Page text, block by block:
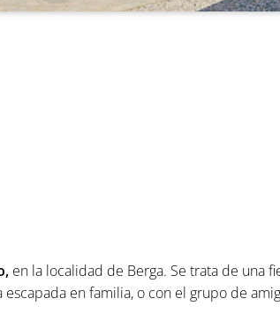
en la localidad de Berga. Se trata de una
en familia, o con el grupo de